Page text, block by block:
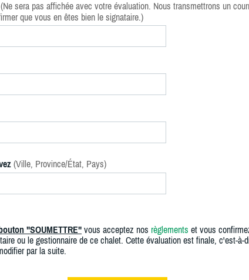
(Ne sera pas affichée avec votre évaluation. Nous transmettrons un
que vous en êtes bien le signataire.)
(Ville, Province/État, Pays)
"SOUMETTRE" vous acceptez nos règlements et vous
ou le gestionnaire de ce chalet. Cette évaluation est finale, c'est-à-
par la suite.